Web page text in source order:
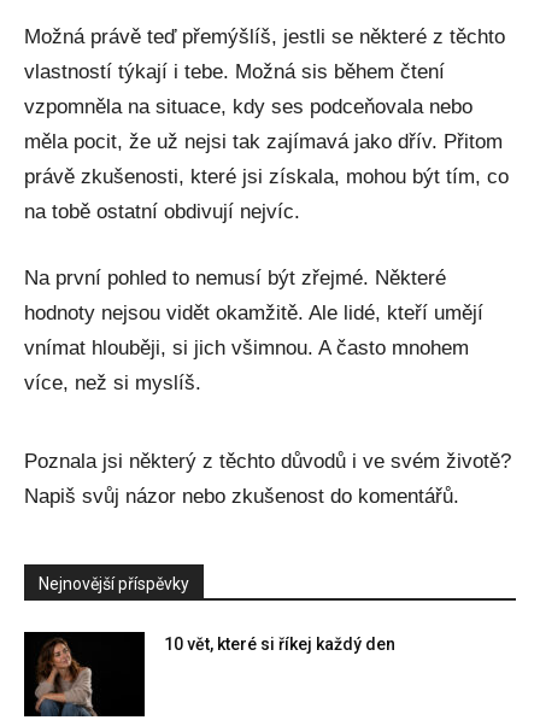
Možná právě teď přemýšlíš, jestli se některé z těchto
vlastností týkají i tebe. Možná sis během čtení
vzpomněla na situace, kdy ses podceňovala nebo
měla pocit, že už nejsi tak zajímavá jako dřív. Přitom
právě zkušenosti, které jsi získala, mohou být tím, co
na tobě ostatní obdivují nejvíc.
Na první pohled to nemusí být zřejmé. Některé
hodnoty nejsou vidět okamžitě. Ale lidé, kteří umějí
vnímat hlouběji, si jich všimnou. A často mnohem
více, než si myslíš.
Poznala jsi některý z těchto důvodů i ve svém životě?
Napiš svůj názor nebo zkušenost do komentářů.
Nejnovější příspěvky
10 vět, které si říkej každý den